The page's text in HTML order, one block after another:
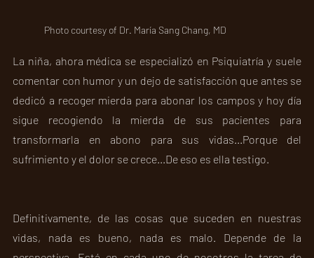
Photo courtesy of Dr. María Sang Chang, MD
La niña, ahora médica se especializó en Psiquiatría y suele
comentar con humor y un dejo de satisfacción que antes se
dedicó a recoger mierda para abonar los campos y hoy día
sigue recogiendo la mierda de sus pacientes para
transformarla en abono para sus vidas...Porque del
sufrimiento y el dolor se crece...De eso es ella testigo.
Definitivamente, de las cosas que suceden en nuestras
vidas, nada es bueno, nada es malo. Depende de la